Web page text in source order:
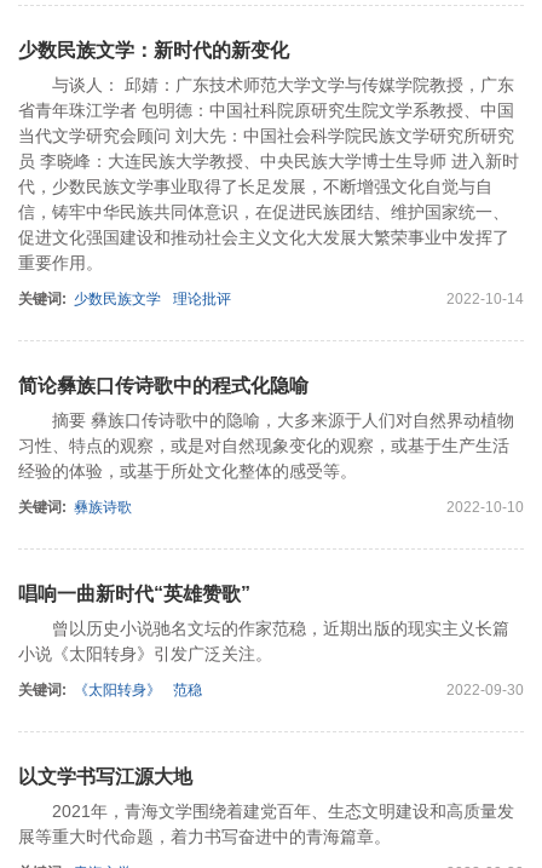
少数民族文学：新时代的新变化
与谈人： 邱婧：广东技术师范大学文学与传媒学院教授，广东
省青年珠江学者 包明德：中国社科院原研究生院文学系教授、中国
当代文学研究会顾问 刘大先：中国社会科学院民族文学研究所研究
员 李晓峰：大连民族大学教授、中央民族大学博士生导师 进入新时
代，少数民族文学事业取得了长足发展，不断增强文化自觉与自
信，铸牢中华民族共同体意识，在促进民族团结、维护国家统一、
促进文化强国建设和推动社会主义文化大发展大繁荣事业中发挥了
重要作用。
关键词: 少数民族文学 理论批评 2022-10-14
简论彝族口传诗歌中的程式化隐喻
摘要 彝族口传诗歌中的隐喻，大多来源于人们对自然界动植物
习性、特点的观察，或是对自然现象变化的观察，或基于生产生活
经验的体验，或基于所处文化整体的感受等。
关键词: 彝族诗歌 2022-10-10
唱响一曲新时代“英雄赞歌”
曾以历史小说驰名文坛的作家范稳，近期出版的现实主义长篇
小说《太阳转身》引发广泛关注。
关键词: 《太阳转身》 范稳 2022-09-30
以文学书写江源大地
2021年，青海文学围绕着建党百年、生态文明建设和高质量发
展等重大时代命题，着力书写奋进中的青海篇章。